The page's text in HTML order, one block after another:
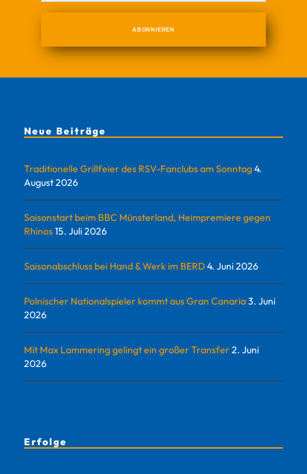
Neue Beiträge
Traditionelle Grillfeier des RSV-Fanclubs am Sonntag4.
August 2026
Saisonstart beim BBC Münsterland, Heimpremiere gegen
Rhinos15. Juli 2026
Saisonabschluss bei Hand & Werk im BERD4. Juni 2026
Polnischer Nationalspieler kommt aus Gran Canaria3. Juni
2026
Mit Max Lammering gelingt ein großer Transfer2. Juni
2026
Erfolge